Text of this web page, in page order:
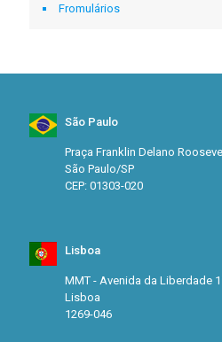
Fromulários
São Paulo
Praça Franklin Delano
São Paulo/SP
CEP: 01303-020
Lisboa
MMT - Avenida da Liberdade
Lisboa
1269-046